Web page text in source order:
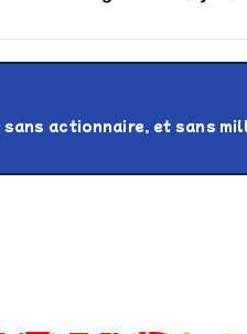
actionnaire, et sans